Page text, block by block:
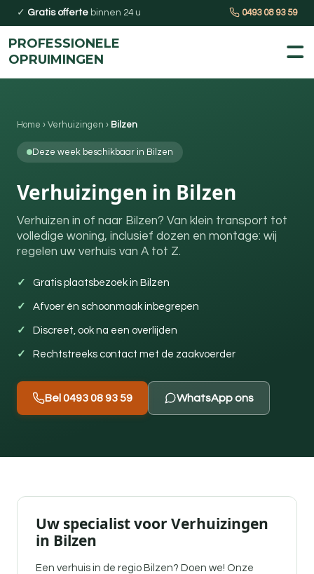
✓ Gratis offerte binnen 24 u 0493 08 93 59
PROFESSIONELE
OPRUIMINGEN
Home › Verhuizingen › Bilzen
Deze week beschikbaar in Bilzen
Verhuizingen in Bilzen
Verhuizen in of naar Bilzen? Van klein transport tot
volledige woning, inclusief dozen en montage: wij
regelen uw verhuis van A tot Z.
Gratis plaatsbezoek in Bilzen
Afvoer én schoonmaak inbegrepen
Discreet, ook na een overlijden
Rechtstreeks contact met de zaakvoerder
Bel 0493 08 93 59 WhatsApp ons
Uw specialist voor Verhuizingen
in Bilzen
Een verhuis in de regio Bilzen? Doen we! Onze